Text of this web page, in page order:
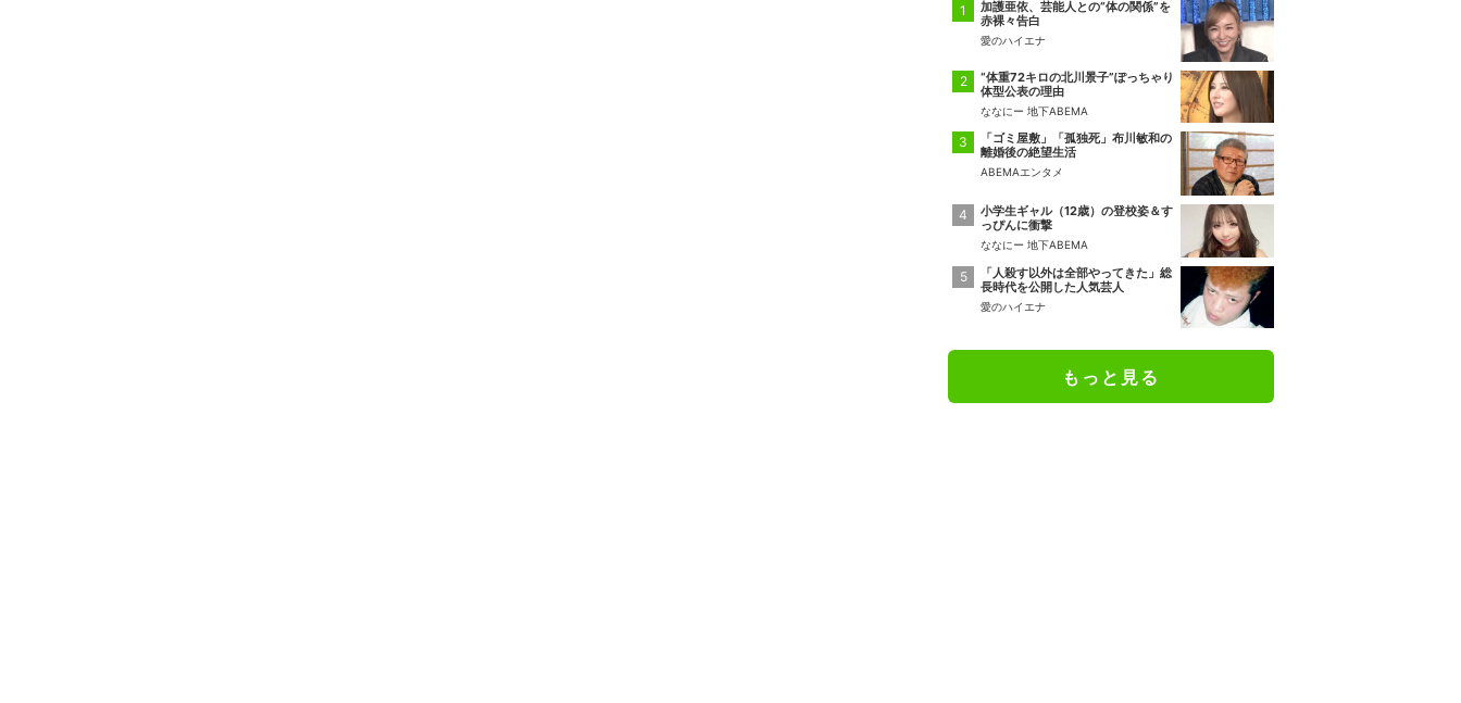
加護亜依、芸能人との“体の関係”を
赤裸々告白
愛のハイエナ
“体重72キロの北川景子”ぽっちゃり
体型公表の理由
ななにー 地下ABEMA
「ゴミ屋敷」「孤独死」布川敏和の
離婚後の絶望生活
ABEMAエンタメ
小学生ギャル（12歳）の登校姿＆す
っぴんに衝撃
ななにー 地下ABEMA
「人殺す以外は全部やってきた」総
長時代を公開した人気芸人
愛のハイエナ
もっと見る